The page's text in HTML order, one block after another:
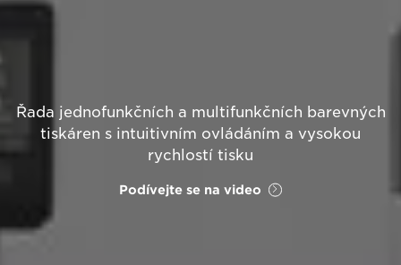
Řada jednofunkčních a multifunkčních barevných
tiskáren s intuitivním ovládáním a vysokou
rychlostí tisku
Podívejte se na video